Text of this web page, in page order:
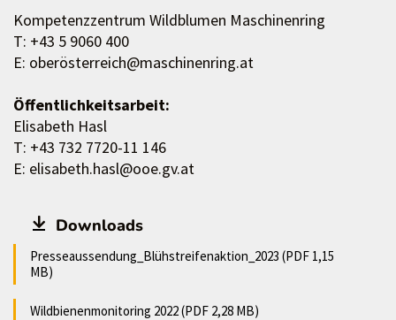
Kompetenzzentrum Wildblumen Maschinenring
T: +43 5 9060 400
E: oberösterreich@maschinenring.at
Öffentlichkeitsarbeit:
Elisabeth Hasl
T: +43 732 7720-11 146
E: elisabeth.hasl@ooe.gv.at
Downloads
Presseaussendung_Blühstreifenaktion_2023 (PDF 1,15
MB)
Wildbienenmonitoring 2022 (PDF 2,28 MB)